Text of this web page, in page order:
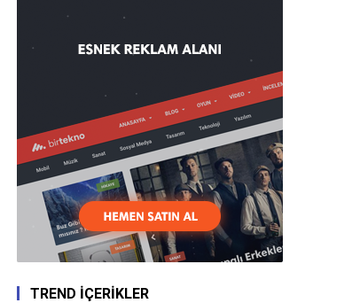
TREND İÇERİKLER